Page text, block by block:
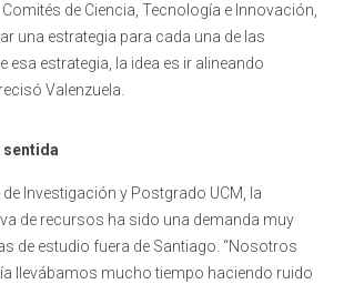
de Ciencia, Tecnología e Innovación,
una estrategia para cada una de las
esa estrategia, la idea es ir alineando
Valenzuela.
sentida
Investigación y Postgrado UCM, la
de recursos ha sido una demanda muy
de estudio fuera de Santiago. “Nosotros
llevábamos mucho tiempo haciendo ruido